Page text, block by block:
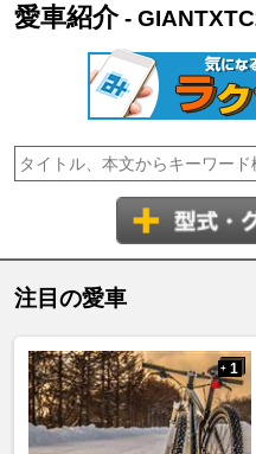
愛車紹介-
注目の愛車
+ 1